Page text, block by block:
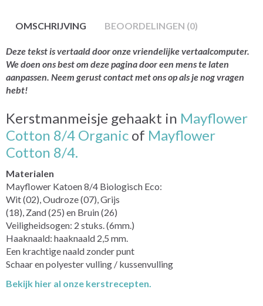
OMSCHRIJVING BEOORDELINGEN (0)
Deze tekst is vertaald door onze vriendelijke vertaalcomputer.
We doen ons best om deze pagina door een mens te laten
aanpassen. Neem gerust contact met ons op als je nog vragen
hebt!
Kerstmanmeisje gehaakt in Mayflower
Cotton 8/4 Organic of Mayflower
Cotton 8/4.
Materialen
Mayflower Katoen 8/4 Biologisch Eco:
Wit (02), Oudroze (07), Grijs
(18), Zand (25) en Bruin (26)
Veiligheidsogen: 2 stuks. (6mm.)
Haaknaald: haaknaald 2,5 mm.
Een krachtige naald zonder punt
Schaar en polyester vulling / kussenvulling
Bekijk hier al onze kerstrecepten.